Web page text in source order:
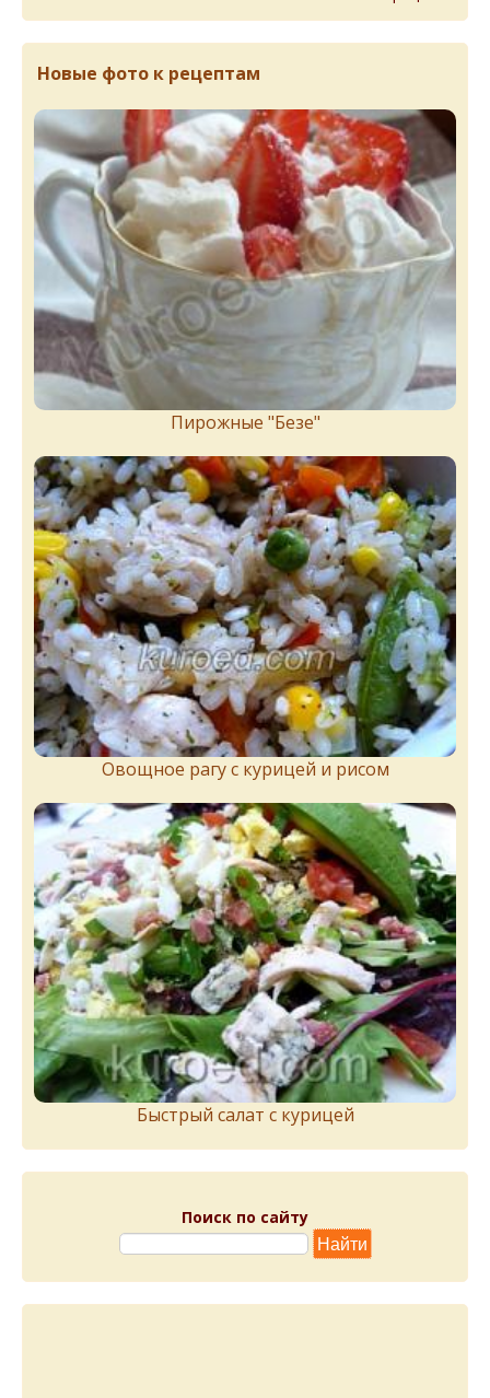
Новые фото к рецептам
Пирожныe "Бeзe"
Овощное рагу с курицей и рисом
Быстрый салат с курицей
Поиск по сайту